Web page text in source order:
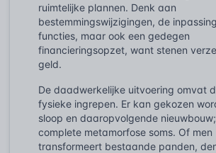
ruimtelijke plannen. Denk aan
bestemmingswijzigingen, de
functies, maar ook een gedegen
financieringsopzet, want stenen
geld.
De daadwerkelijke uitvoering omvat
fysieke ingrepen. Er kan gekozen
sloop en daaropvolgende
complete metamorfose soms. Of men
transformeert bestaande panden,